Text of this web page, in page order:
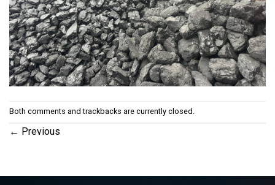
Both comments and trackbacks are currently closed.
← Previous